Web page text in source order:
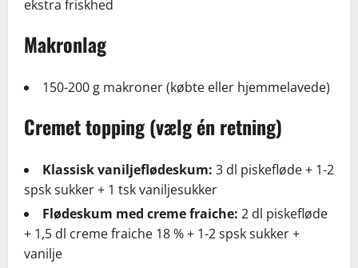
ekstra friskhed
Makronlag
150-200 g makroner (købte eller hjemmelavede)
Cremet topping (vælg én retning)
Klassisk vaniljeflødeskum: 3 dl piskefløde + 1-2
spsk sukker + 1 tsk vaniljesukker
Flødeskum med creme fraiche: 2 dl piskefløde
+ 1,5 dl creme fraiche 18 % + 1-2 spsk sukker +
vanilje